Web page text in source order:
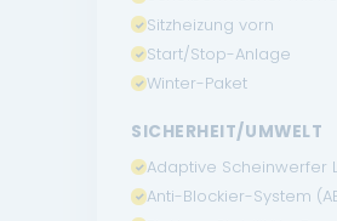
Sitzheizung vorn
Start/Stop-Anlage
Winter-Paket
SICHERHEIT/UMWELT
Adaptive Scheinwerfer
Anti-Blockier-System